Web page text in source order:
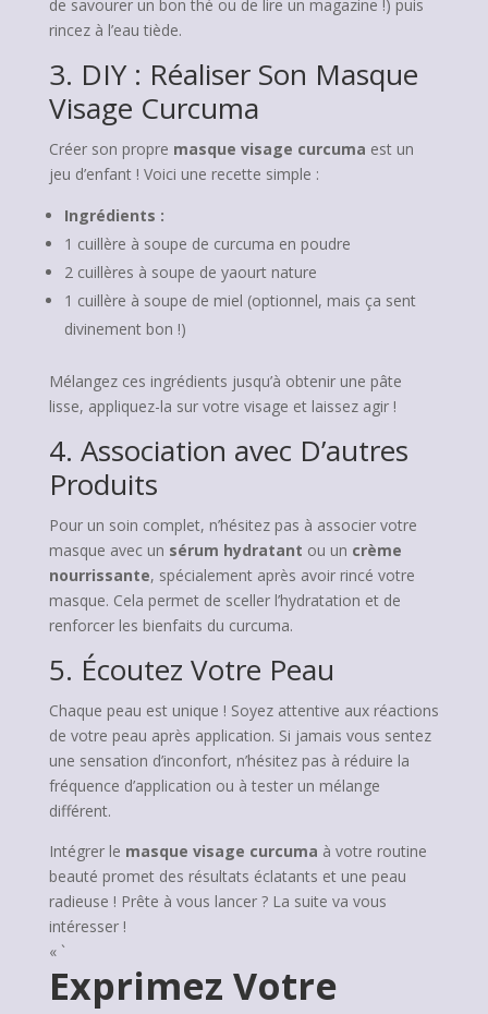
de savourer un bon thé ou de lire un magazine !) puis
rincez à l’eau tiède.
3. DIY : Réaliser Son Masque
Visage Curcuma
Créer son propre masque visage curcuma est un
jeu d’enfant ! Voici une recette simple :
Ingrédients :
1 cuillère à soupe de curcuma en poudre
2 cuillères à soupe de yaourt nature
1 cuillère à soupe de miel (optionnel, mais ça sent
divinement bon !)
Mélangez ces ingrédients jusqu’à obtenir une pâte
lisse, appliquez-la sur votre visage et laissez agir !
4. Association avec D’autres
Produits
Pour un soin complet, n’hésitez pas à associer votre
masque avec un sérum hydratant ou un crème
nourrissante, spécialement après avoir rincé votre
masque. Cela permet de sceller l’hydratation et de
renforcer les bienfaits du curcuma.
5. Écoutez Votre Peau
Chaque peau est unique ! Soyez attentive aux réactions
de votre peau après application. Si jamais vous sentez
une sensation d’inconfort, n’hésitez pas à réduire la
fréquence d’application ou à tester un mélange
différent.
Intégrer le masque visage curcuma à votre routine
beauté promet des résultats éclatants et une peau
radieuse ! Prête à vous lancer ? La suite va vous
intéresser !
« `
Exprimez Votre